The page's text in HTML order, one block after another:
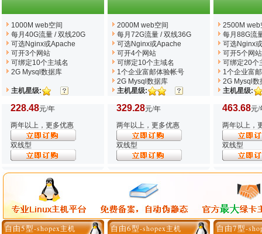
1000M web空间
每月40G流量 / 双线20G
可选Nginx或Apache
可开3个网站
可绑定10个主域名
2G Mysql数据库
主机星级:
2000M web空间
每月72G流量 / 双线36G
可选Nginx或Apache
可开4个网站
可绑定10个主域名
1个企业富邮体验帐号
2G Mysql数据库
主机星级:
2500M web
每月88G流
可选Nginx
可开5个网站
可绑定20个
1个企业富
2G Mysql数
主机星级:
228.48元/年
两年以上，更多优惠
双线型
329.28元/年
两年以上，更多优惠
双线型
463.68元/
两年以上，
双线型
自由5型-shopex主机 自由6型-shopex主机 自由7型-